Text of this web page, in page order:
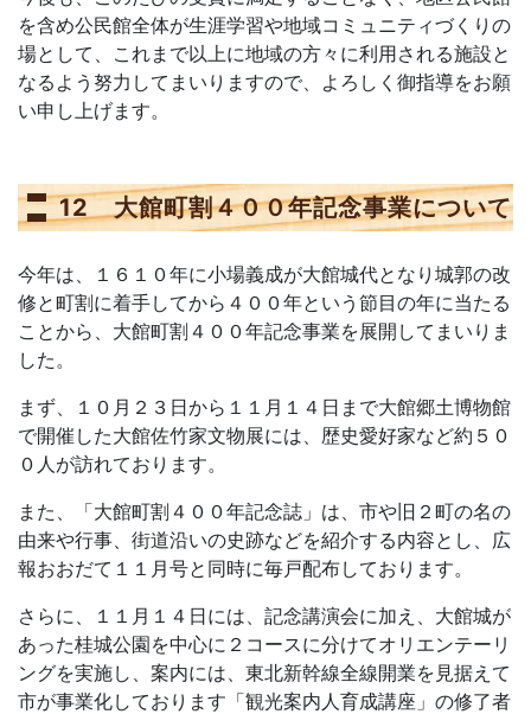
を含め公民館全体が生涯学習や地域コミュニティづくりの
場として、これまで以上に地域の方々に利用される施設と
なるよう努力してまいりますので、よろしく御指導をお願
い申し上げます。
12 大館町割４００年記念事業について
今年は、１６１０年に小場義成が大館城代となり城郭の改
修と町割に着手してから４００年という節目の年に当たる
ことから、大館町割４００年記念事業を展開してまいりま
した。
まず、１０月２３日から１１月１４日まで大館郷土博物館
で開催した大館佐竹家文物展には、歴史愛好家など約５０
０人が訪れております。
また、「大館町割４００年記念誌」は、市や旧２町の名の
由来や行事、街道沿いの史跡などを紹介する内容とし、広
報おおだて１１月号と同時に毎戸配布しております。
さらに、１１月１４日には、記念講演会に加え、大館城が
あった桂城公園を中心に２コースに分けてオリエンテーリ
ングを実施し、案内には、東北新幹線全線開業を見据えて
市が事業化しております「観光案内人育成講座」の修了者